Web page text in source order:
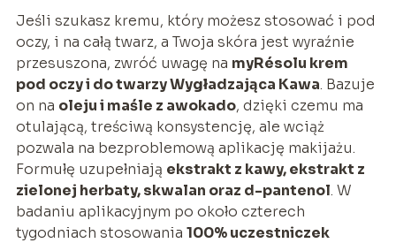
Jeśli szukasz kremu, który możesz stosować i pod
oczy, i na całą twarz, a Twoja skóra jest wyraźnie
przesuszona, zwróć uwagę na myRésolu krem
pod oczy i do twarzy Wygładzająca Kawa. Bazuje
on na oleju i maśle z awokado, dzięki czemu ma
otulającą, treściwą konsystencję, ale wciąż
pozwala na bezproblemową aplikację makijażu.
Formułę uzupełniają ekstrakt z kawy, ekstrakt z
zielonej herbaty, skwalan oraz d-pantenol. W
badaniu aplikacyjnym po około czterech
tygodniach stosowania 100% uczestniczek